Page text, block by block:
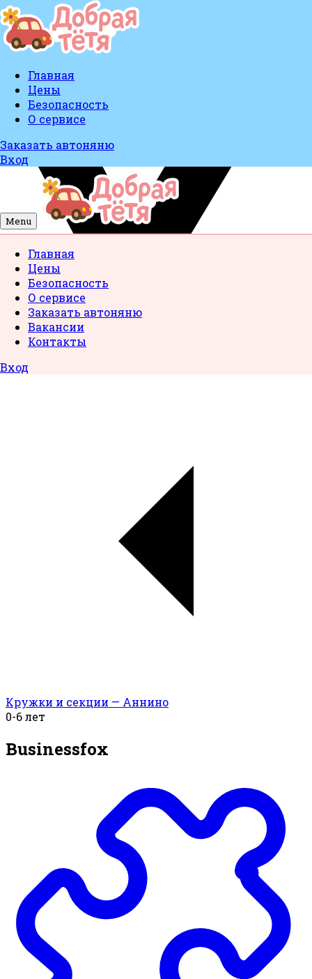
Главная
Цены
Безопасность
О сервисе
Заказать автоняню
Вход
Menu
Главная
Цены
Безопасность
О сервисе
Заказать автоняню
Вакансии
Контакты
Вход
Кружки и секции — Аннино
0-6 лет
Businessfox